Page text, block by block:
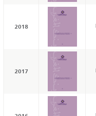
2018
2017